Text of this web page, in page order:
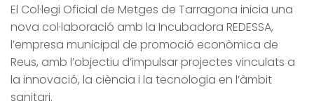
El Col·legi Oficial de Metges de Tarragona inicia una
nova col·laboració amb la Incubadora REDESSA,
l’empresa municipal de promoció econòmica de
Reus, amb l’objectiu d’impulsar projectes vinculats a
la innovació, la ciència i la tecnologia en l’àmbit
sanitari.